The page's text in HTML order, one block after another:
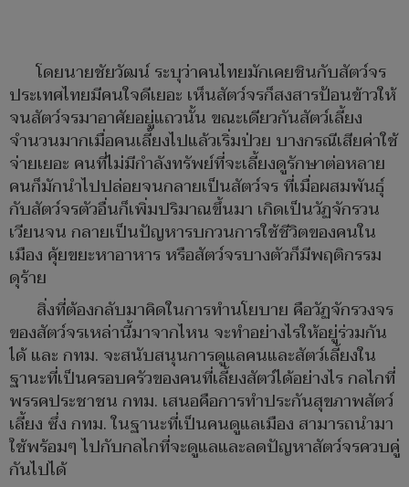
โดยนายชัยวัฒน์ ระบุว่าคนไทยมักเคยชินกับสัตว์จร
ประเทศไทยมีคนใจดีเยอะ เห็นสัตว์จรก็สงสารป้อนข้าวให้
จนสัตว์จรมาอาศัยอยู่แถวนั้น ขณะเดียวกันสัตว์เลี้ยง
จำนวนมากเมื่อคนเลี้ยงไปแล้วเริ่มป่วย บางกรณีเสียค่าใช้
จ่ายเยอะ คนที่ไม่มีกำลังทรัพย์ที่จะเลี้ยงดูรักษาต่อหลาย
คนก็มักนำไปปล่อยจนกลายเป็นสัตว์จร ที่เมื่อผสมพันธุ์
กับสัตว์จรตัวอื่นก็เพิ่มปริมาณขึ้นมา เกิดเป็นวัฏจักรวน
เวียนจน กลายเป็นปัญหารบกวนการใช้ชีวิตของคนใน
เมือง คุ้ยขยะหาอาหาร หรือสัตว์จรบางตัวก็มีพฤติกรรม
ดุร้าย
สิ่งที่ต้องกลับมาคิดในการทำนโยบาย คือวัฏจักรวงจร
ของสัตว์จรเหล่านี้มาจากไหน จะทำอย่างไรให้อยู่ร่วมกัน
ได้ และ กทม. จะสนับสนุนการดูแลคนและสัตว์เลี้ยงใน
ฐานะที่เป็นครอบครัวของคนที่เลี้ยงสัตว์ได้อย่างไร กลไกที่
พรรคประชาชน กทม. เสนอคือการทำประกันสุขภาพสัตว์
เลี้ยง ซึ่ง กทม. ในฐานะที่เป็นคนดูแลเมือง สามารถนำมา
ใช้พร้อมๆ ไปกับกลไกที่จะดูแลและลดปัญหาสัตว์จรควบคู่
กันไปได้